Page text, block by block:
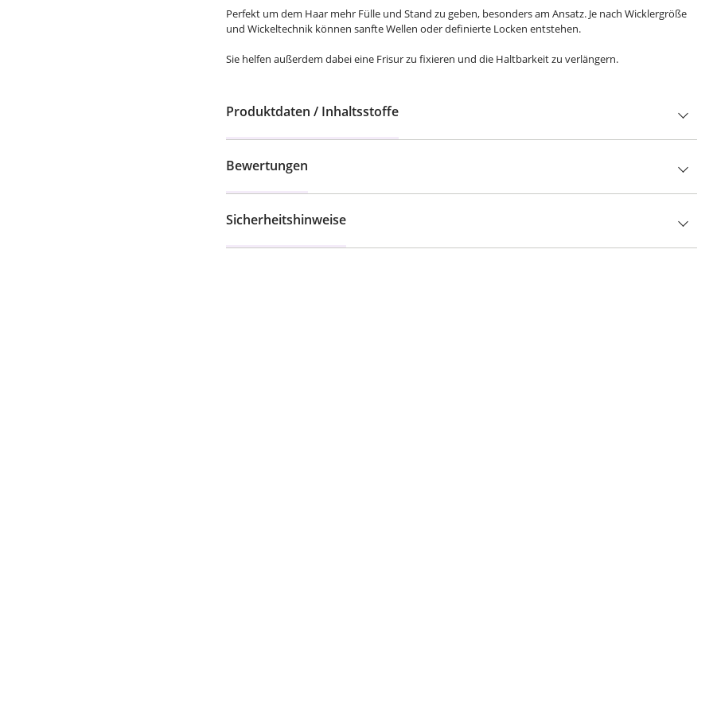
Perfekt um dem Haar mehr Fülle und Stand zu geben, besonders am Ansatz. Je nach Wicklergröße
und Wickeltechnik können sanfte Wellen oder definierte Locken entstehen.
Sie helfen außerdem dabei eine Frisur zu fixieren und die Haltbarkeit zu verlängern.
Produktdaten / Inhaltsstoffe
Bewertungen
Sicherheitshinweise